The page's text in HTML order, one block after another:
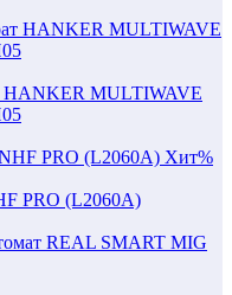
HANKER MULTIWAVE
Хит%
PRO (L2060A)